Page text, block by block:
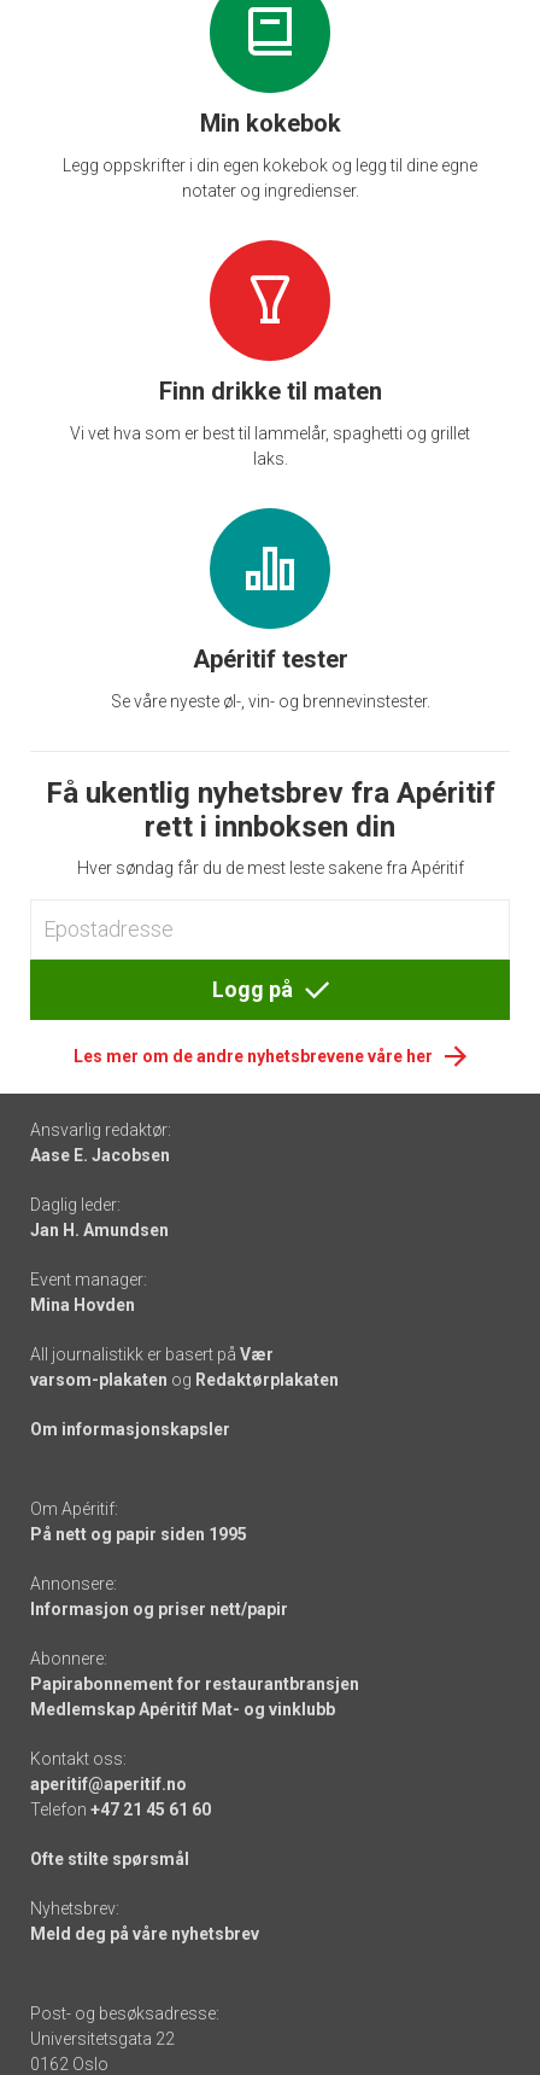
Min kokebok
Legg oppskrifter i din egen kokebok og legg til dine egne
notater og ingredienser.
Finn drikke til maten
Vi vet hva som er best til lammelår, spaghetti og grillet
laks.
Apéritif tester
Se våre nyeste øl-, vin- og brennevinstester.
Få ukentlig nyhetsbrev fra Apéritif
rett i innboksen din
Hver søndag får du de mest leste sakene fra Apéritif
Logg på
Les mer om de andre nyhetsbrevene våre her
Footer
-
links
Ansvarlig redaktør:
Aase E. Jacobsen
Daglig leder:
Jan H. Amundsen
Event manager:
Mina Hovden
All journalistikk er basert på Vær
varsom-plakaten og Redaktørplakaten
Om informasjonskapsler
Om Apéritif:
På nett og papir siden 1995
Annonsere:
Informasjon og priser nett/papir
Abonnere:
Papirabonnement for restaurantbransjen
Medlemskap Apéritif Mat- og vinklubb
Kontakt oss:
aperitif@aperitif.no
Telefon +47 21 45 61 60
Ofte stilte spørsmål
Nyhetsbrev:
Meld deg på våre nyhetsbrev
Post- og besøksadresse:
Universitetsgata 22
0162 Oslo